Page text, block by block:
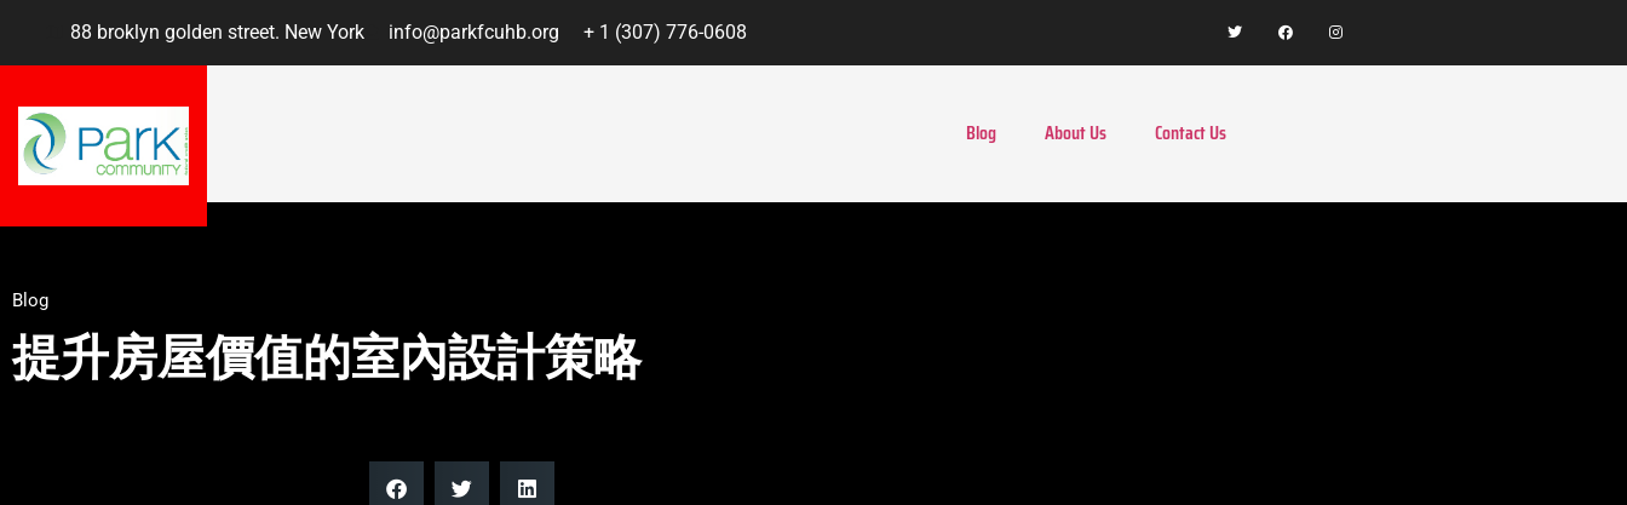
88 broklyn golden street. New York info@parkfcuhb.org + 1 (307) 776-0608
Blog About Us Contact Us
Blog
提升房屋價值的室內設計策略